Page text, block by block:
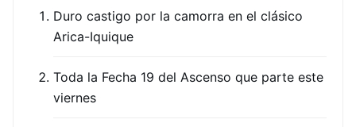
Duro castigo por la camorra en el clásico
Arica-Iquique
Toda la Fecha 19 del Ascenso que parte este
viernes